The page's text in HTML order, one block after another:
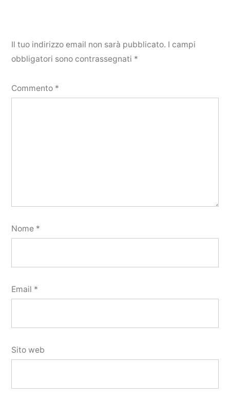
Il tuo indirizzo email non sarà pubblicato. I campi
obbligatori sono contrassegnati *
Commento *
Nome *
Email *
Sito web